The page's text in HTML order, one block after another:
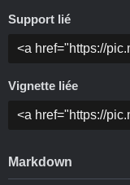
Support lié
Vignette liée
Markdown